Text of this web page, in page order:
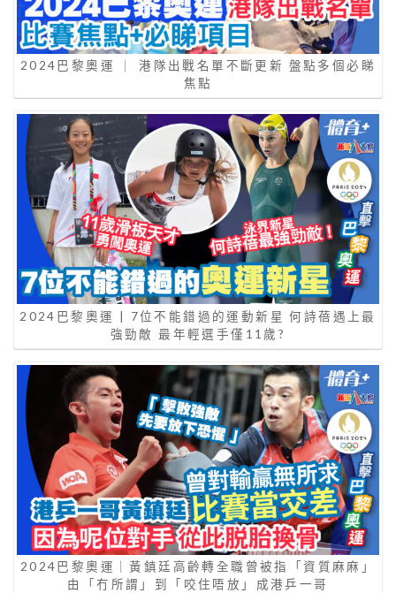
2024巴黎奧運 ｜ 港隊出戰名單不斷更新 盤點多個必睇
焦點
2024巴黎奧運 | 7位不能錯過的運動新星 何詩蓓遇上最
強勁敵 最年輕選手僅11歲?
2024巴黎奧運｜黃鎮廷高齡轉全職曾被指「資質麻麻」
由「冇所謂」到「咬住唔放」成港乒一哥